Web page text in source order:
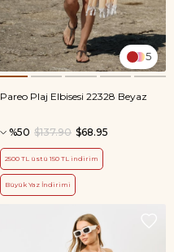
5
Pareo Plaj Elbisesi 22328 Beyaz
%50 $68.95
$137.90
2500 TL üstü 150 TL indirim
Büyük Yaz İndirimi